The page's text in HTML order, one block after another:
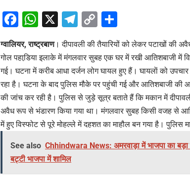
Facebook
WhatsApp
X Telegram
Copy
Link
ग्वालियर, राष्ट्रबाण। दीपावली की तैयारियों को लेकर पटाखों की
गोल पहाडि़या इलाके में मंगलवार सुबह एक घर में रखी आतिशबाजी में
गई। घटना में करीब आधा दर्जन लोग घायल हुए हैं। घायलाें को
रहा है। घटना के बाद पुलिस मौके पर पहुंची गई और आतिशबाजी की
की जांच कर रही है। पुलिस से जुड़े सूत्र बताते हैं कि मकान में
अवैध रूप से भंडारण किया गया था। मंगलवार सुबह किसी वजह से
में हुए विस्फोट से पूरे मोहल्ले में दहशत का माहौल बन गया है। पुलिस
See also Chhindwara News: अमरवाड़ा में भाजपा का बड़ा
बट्टी भाजपा में शामिल